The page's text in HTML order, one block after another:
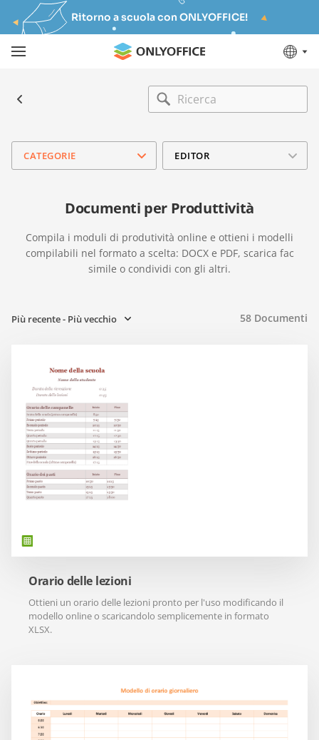
Ritorno a scuola con ONLYOFFICE!
CATEGORIE EDITOR
Documenti per Produttività
Compila i moduli di produtività online e ottieni i modelli
compilabili nel formato a scelta: DOCX e PDF, scarica fac
simile o condividi con gli altri.
Più recente - Più vecchio 58 Documenti
Orario delle lezioni
Ottieni un orario delle lezioni pronto per l'uso modificando il
modello online o scaricandolo semplicemente in formato
XLSX.